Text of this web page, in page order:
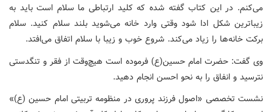
می‌کنم. در این کتاب گفته شده که کلید ارتباطی ما سلام است باید به
زیباترین شکل ادا شود وقتی وارد خانه می‌شوید بلند سلام کنید. سلام
برکت خانه‌ها را زیاد می‌کند. شروع خوب و زیبا با سلام اتفاق می‌افتد.
وی گفت: حضرت امام حسین(ع) فرموده است هیچ‌وقت از فقر و تنگدستی
نترسید و انفاق را به نحو احسن انجام دهید.
نشست تخصصی «اصول فرزند پروری در منظومه تربیتی امام حسین (ع)»